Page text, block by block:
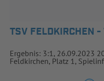
AUSBILDUNG &
DER VERBAND
TSV FELDKIRCHEN -
Ergebnis: 3:1, 26.09.2023
Feldkirchen, Platz 1,